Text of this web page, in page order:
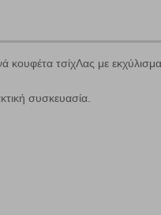
κουφέτα τσίχΛας με
συσκευασία.